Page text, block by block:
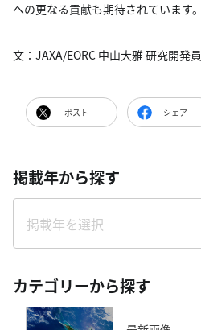
への更なる貢献も期待されています。
文：JAXA/EORC 中山大雅 研究開発員
ポスト シェア
掲載年から探す
カテゴリーから探す